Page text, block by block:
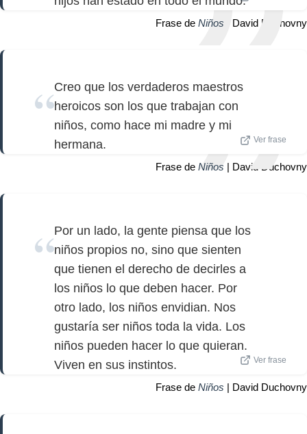
Frase de Niños | David Duchovny
Creo que los verdaderos maestros
heroicos son los que trabajan con
niños, como hace mi madre y mi
hermana.
Ver frase
Frase de Niños | David Duchovny
Por un lado, la gente piensa que los
niños propios no, sino que sienten
que tienen el derecho de decirles a
los niños lo que deben hacer. Por
otro lado, los niños envidian. Nos
gustaría ser niños toda la vida. Los
niños pueden hacer lo que quieran.
Viven en sus instintos.
Ver frase
Frase de Niños | David Duchovny